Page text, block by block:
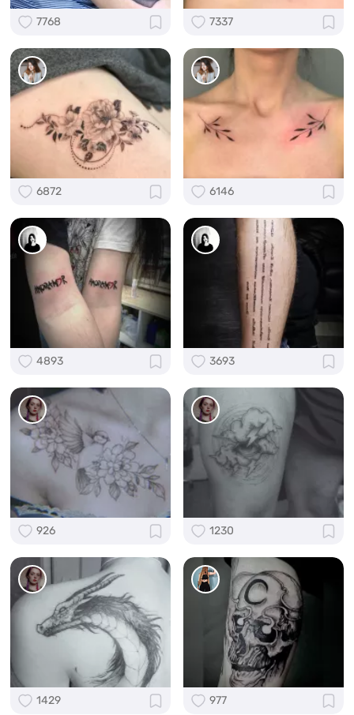
7768 7337
6872 6146
4893 3693
926 1230
1429 977